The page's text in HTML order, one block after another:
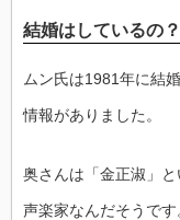
結婚はしているの？
ムン氏は1981年に結
情報がありました。
奥さんは「金正淑」と
声楽家なんだそうです